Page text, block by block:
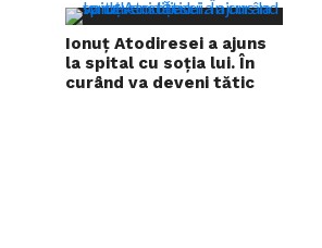
Ionuț Atodiresei a ajuns
la spital cu soția lui. În
curând va deveni tătic